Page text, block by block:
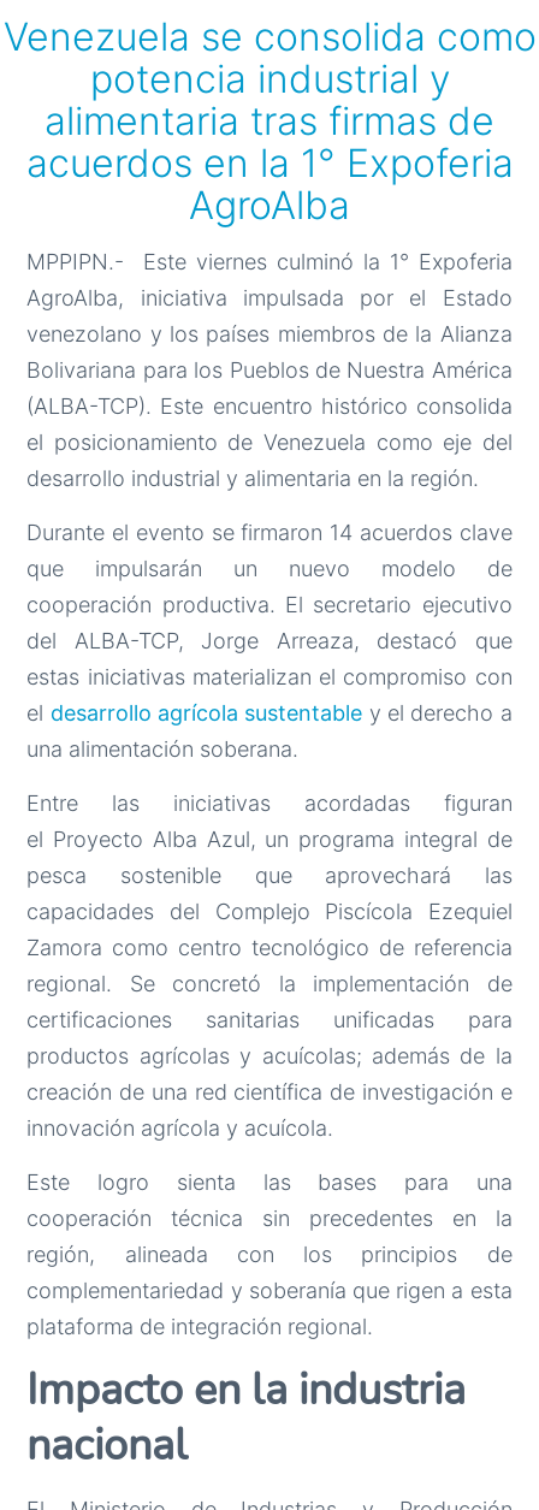
Venezuela se consolida como
potencia industrial y
alimentaria tras firmas de
acuerdos en la 1° Expoferia
AgroAlba
MPPIPN.- Este viernes culminó la 1° Expoferia
AgroAlba, iniciativa impulsada por el Estado
venezolano y los países miembros de la Alianza
Bolivariana para los Pueblos de Nuestra América
(ALBA-TCP). Este encuentro histórico consolida
el posicionamiento de Venezuela como eje del
desarrollo industrial y alimentaria en la región.
Durante el evento se firmaron 14 acuerdos clave
que impulsarán un nuevo modelo de
cooperación productiva. El secretario ejecutivo
del ALBA-TCP, Jorge Arreaza, destacó que
estas iniciativas materializan el compromiso con
el desarrollo agrícola sustentable y el derecho a
una alimentación soberana.
Entre las iniciativas acordadas figuran
el Proyecto Alba Azul, un programa integral de
pesca sostenible que aprovechará las
capacidades del Complejo Piscícola Ezequiel
Zamora como centro tecnológico de referencia
regional. Se concretó la implementación de
certificaciones sanitarias unificadas para
productos agrícolas y acuícolas; además de la
creación de una red científica de investigación e
innovación agrícola y acuícola.
Este logro sienta las bases para una
cooperación técnica sin precedentes en la
región, alineada con los principios de
complementariedad y soberanía que rigen a esta
plataforma de integración regional.
Impacto en la industria
nacional